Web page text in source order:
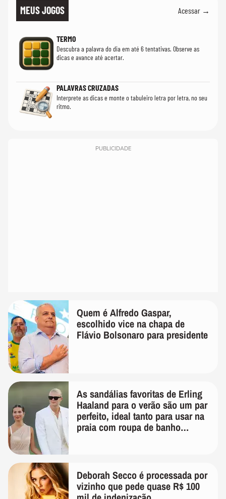
MEUS JOGOS Acessar →
TERMO
Descubra a palavra do dia em até 6 tentativas. Observe as
dicas e avance até acertar.
PALAVRAS CRUZADAS
Interprete as dicas e monte o tabuleiro letra por letra, no seu
ritmo.
PUBLICIDADE
Quem é Alfredo Gaspar,
escolhido vice na chapa de
Flávio Bolsonaro para presidente
As sandálias favoritas de Erling
Haaland para o verão são um par
perfeito, ideal tanto para usar na
praia com roupa de banho
Deborah Secco é processada por
vizinho que pede quase R$ 100